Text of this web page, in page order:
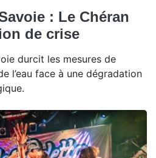
: Le Chéran
de crise
durcit les mesures de
l’eau face à une dégradation